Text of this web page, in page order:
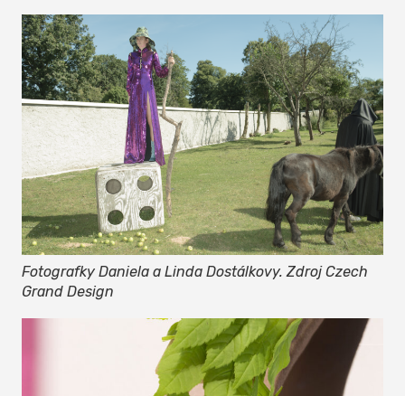
Fotografky Daniela a Linda Dostálkovy. Zdroj Czech
Grand Design